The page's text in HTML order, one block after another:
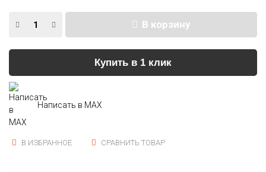
В корзину
Купить в 1 клик
Написать в MAX
В ИЗБРАННОЕ СРАВНИТЬ ТОВАР